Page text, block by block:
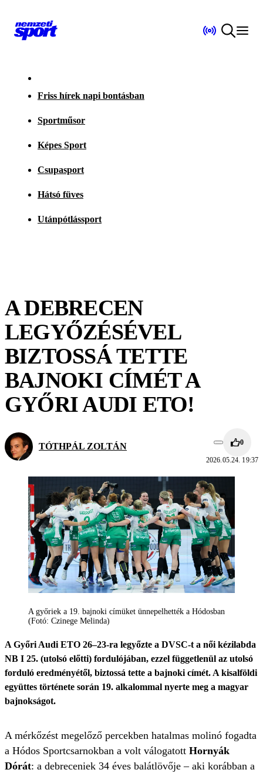
Friss hírek napi bontásban
Sportműsor
Képes Sport
Csupasport
Hátsó füves
Utánpótlássport
A DEBRECEN
LEGYŐZÉSÉVEL
BIZTOSSÁ TETTE
BAJNOKI CÍMÉT A
GYŐRI AUDI ETO!
TÓTHPÁL ZOLTÁN 0
2026.05.24. 19:37
A győriek a 19. bajnoki címüket ünnepelhették a Hódosban
(Fotó: Czinege Melinda)
A Győri Audi ETO 26–23-ra legyőzte a DVSC-t a női kézilabda
NB I 25. (utolsó előtti) fordulójában, ezzel függetlenül az utolsó
forduló eredményétől, biztossá tette a bajnoki címét. A kisalföldi
együttes története során 19. alkalommal nyerte meg a magyar
bajnokságot.
A mérkőzést megelőző percekben hatalmas molinó fogadta
a Hódos Sportcsarnokban a volt válogatott Hornyák
Dórát: a debreceniek 34 éves balátlövője – aki korábban a